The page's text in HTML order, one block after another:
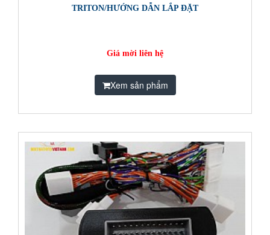
TRITON/HƯỚNG DẪN LẮP ĐẶT
Giá mời liên hệ
Xem sản phẩm